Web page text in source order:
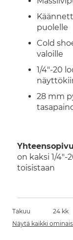
puolelle
Cold
valoille
1/4"-20
28 mm
on kaksi 1/4"-
toisistaan
Takuu
24 kk
Näytä kaikki